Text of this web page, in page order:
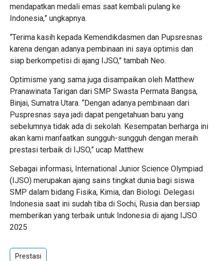
mendapatkan medali emas saat kembali pulang ke
Indonesia,” ungkapnya.
“Terima kasih kepada Kemendikdasmen dan Pupsresnas
karena dengan adanya pembinaan ini saya optimis dan
siap berkompetisi di ajang IJSO,” tambah Neo.
Optimisme yang sama juga disampaikan oleh Matthew
Pranawinata Tarigan dari SMP Swasta Permata Bangsa,
Binjai, Sumatra Utara. “Dengan adanya pembinaan dari
Puspresnas saya jadi dapat pengetahuan baru yang
sebelumnya tidak ada di sekolah. Kesempatan berharga ini
akan kami manfaatkan sungguh-sungguh dengan meraih
prestasi terbaik di IJSO,” ucap Matthew.
Sebagai informasi, International Junior Science Olympiad
(IJSO) merupakan ajang sains tingkat dunia bagi siswa
SMP dalam bidang Fisika, Kimia, dan Biologi. Delegasi
Indonesia saat ini sudah tiba di Sochi, Rusia dan bersiap
memberikan yang terbaik untuk Indonesia di ajang IJSO
2025
Prestasi